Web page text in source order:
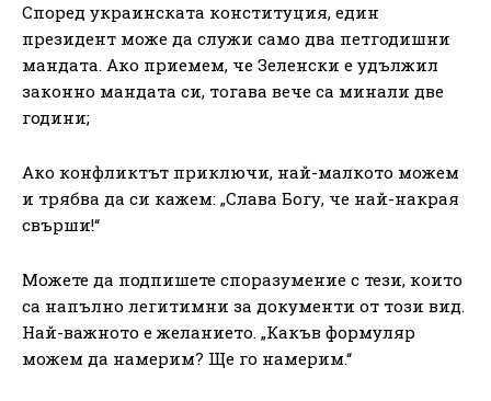
Според украинската конституция, един
президент може да служи само два петгодишни
мандата. Ако приемем, че Зеленски е удължил
законно мандата си, тогава вече са минали две
години;
Ако конфликтът приключи, най-малкото можем
и трябва да си кажем: „Слава Богу, че най-накрая
свърши!“
Можете да подпишете споразумение с тези, които
са напълно легитимни за документи от този вид.
Най-важното е желанието. „Какъв формуляр
можем да намерим? Ще го намерим.“